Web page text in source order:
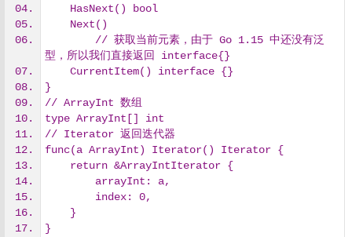
    HasNext() bool
    Next()
型，所以我们直接返回 interface{}
    CurrentItem() interface {}
}
// ArrayInt 数组
type ArrayInt[] int
// Iterator 返回迭代器
func(a ArrayInt) Iterator() Iterator {
    return &ArrayIntIterator {
        arrayInt: a,
        index: 0,
    }
}